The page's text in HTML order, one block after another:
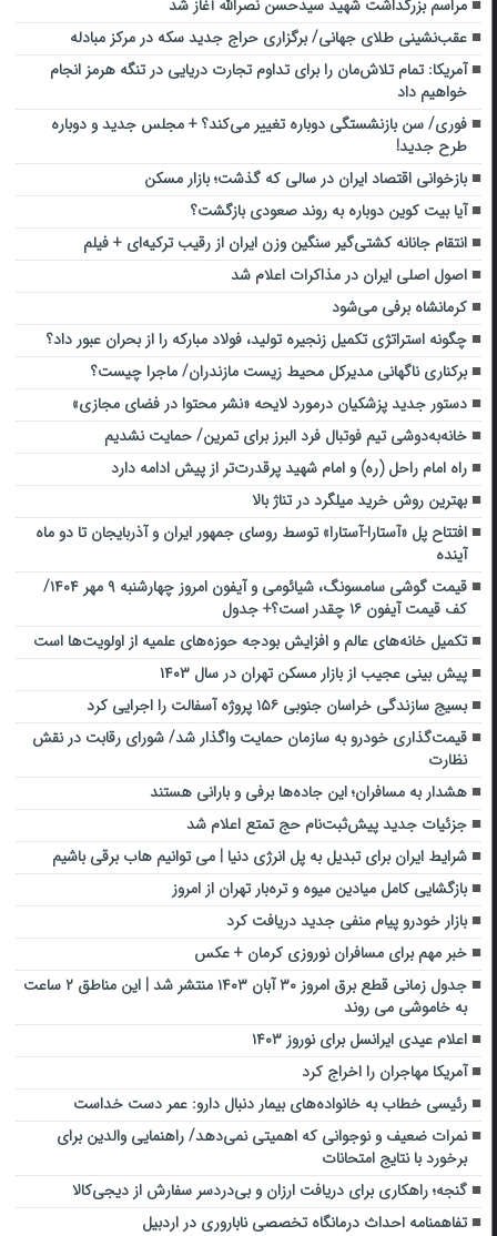
مراسم بزرگداشت شهید سیدحسن نصرالله آغاز شد
عقب‌نشینی طلای جهانی/ برگزاری حراج جدید سکه در مرکز مبادله
آمریکا: تمام تلاش‌مان را برای تداوم تجارت دریایی در تنگه هرمز انجام
خواهیم داد
فوری/ سن بازنشستگی دوباره تغییر می‌کند؟ + مجلس جدید و دوباره
طرح جدید!
بازخوانی اقتصاد ایران در سالی که گذشت؛ بازار مسکن
آیا بیت ‌کوین دوباره به روند صعودی بازگشت؟
انتقام جانانه کشتی‌گیر سنگین وزن ایران از رقیب ترکیه‌ای + فیلم
اصول اصلی ایران در مذاکرات اعلام شد
کرمانشاه برفی می‌شود
چگونه استراتژی تکمیل زنجیره تولید، فولاد مبارکه را از بحران عبور داد؟
‌برکناری ناگهانی مدیرکل محیط زیست مازندران/ ماجرا چیست؟
دستور جدید پزشکیان درمورد لایحه «نشر محتوا در فضای مجازی»
خانه‌به‌دوشی تیم فوتبال فرد البرز برای تمرین/ حمایت نشدیم
راه امام راحل (ره) و امام شهید پرقدرت‌تر از پیش ادامه دارد
بهترین روش خرید میلگرد در تناژ بالا
افتتاح پل «آستارا-آستارا» توسط روسای جمهور ایران و آذربایجان تا دو ماه
آینده
قیمت گوشی سامسونگ، شیائومی و آیفون امروز چهارشنبه ۹ مهر ۱۴۰۴/
کف قیمت آیفون ۱۶ چقدر است؟+ جدول
تکمیل خانه‌های عالم و افزایش بودجه حوزه‌های علمیه از اولویت‌ها است
پیش بینی عجیب از بازار مسکن تهران در سال ۱۴۰۳
بسیج سازندگی خراسان جنوبی ۱۵۶ پروژه آسفالت را اجرایی کرد
قیمت‌گذاری خودرو به سازمان حمایت واگذار شد/ شورای رقابت در نقش
نظارت
هشدار به مسافران؛ این جاده‌ها برفی و بارانی هستند
جزئیات جدید پیش‌ثبت‌نام حج تمتع اعلام شد
شرایط ایران برای تبدیل به پل انرژی دنیا | می توانیم هاب برقی باشیم
بازگشایی کامل میادین میوه و تره‌بار تهران از امروز
بازار خودرو پیام منفی جدید دریافت کرد
خبر مهم برای مسافران نوروزی کرمان + عکس
جدول زمانی قطع برق امروز ۳۰ آبان ۱۴۰۳ منتشر شد | این مناطق ۲ ساعت
به خاموشی می روند
اعلام عیدی ایرانسل برای نوروز ۱۴۰۳
آمریکا مهاجران را اخراج کرد
رئیسی خطاب به خانواده‌های بیمار دنبال دارو: عمر دست خداست
نمرات ضعیف و نوجوانی که اهمیتی نمی‌دهد/ راهنمایی والدین برای
برخورد با نتایج امتحانات
گنجه؛ راهکاری برای دریافت ارزان و بی‌دردسر سفارش‌ از دیجی‌کالا
تفاهمنامه احداث درمانگاه تخصصی ناباروری در اردبیل